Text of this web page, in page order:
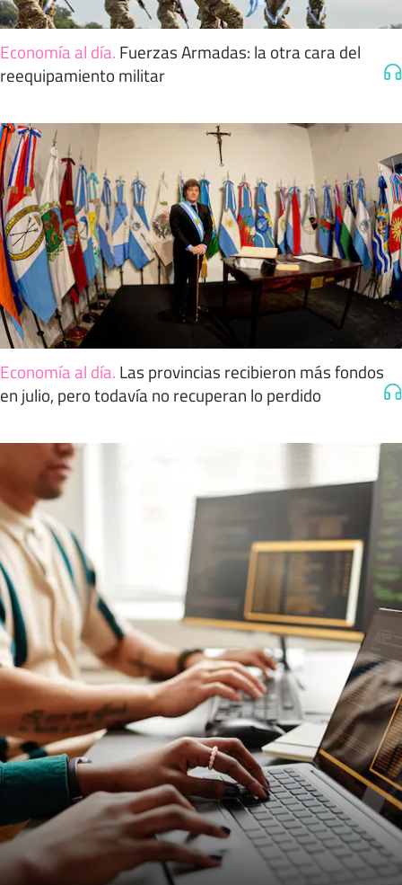
Economía al día. Fuerzas Armadas: la otra cara del
reequipamiento militar
Economía al día. Las provincias recibieron más fondos
en julio, pero todavía no recuperan lo perdido